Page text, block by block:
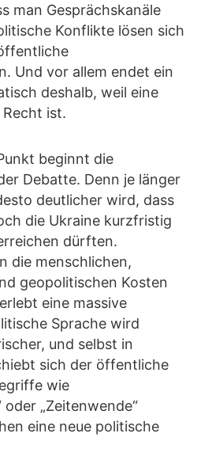
man Gesprächskanäle
Konflikte lösen sich
Und vor allem endet ein
deshalb, weil eine
ist.
beginnt die
Debatte. Denn je länger
deutlicher wird, dass
die Ukraine kurzfristig
dürften.
die menschlichen,
geopolitischen Kosten
eine massive
Sprache wird
und selbst in
sich der öffentliche
wie
„Zeitenwende“
eine neue politische